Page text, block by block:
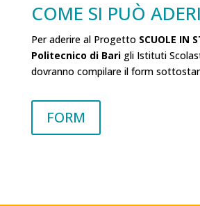
COME SI PUÒ
Per aderire al Progetto SCUOLE IN
Politecnico di Barigli Istituti
dovranno compilare il form
FORM